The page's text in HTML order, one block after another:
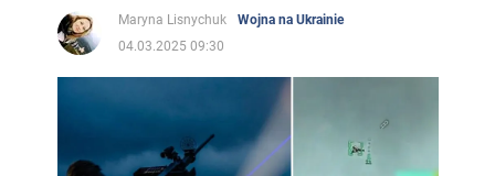
Maryna Lisnychuk
Wojna na Ukrainie
04.03.2025 09:30